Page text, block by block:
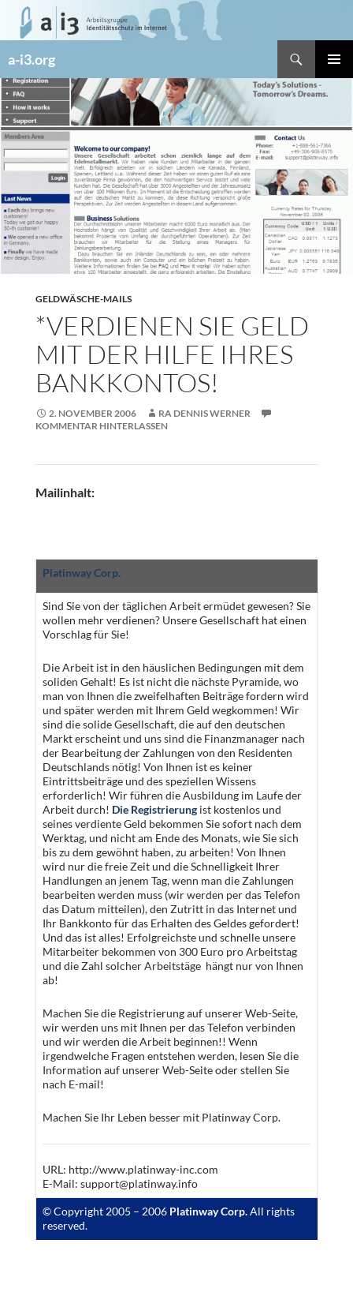
Zum
Inhalt
a-i3.org
MENÜ
GELDWÄSCHE-MAILS
*VERDIENEN SIE GELD
MIT DER HILFE IHRES
BANKKONTOS!
2. NOVEMBER 2006
RA DENNIS WERNER
KOMMENTAR HINTERLASSEN
Mailinhalt:
Platinway Corp.
Sind Sie von der täglichen Arbeit ermüdet gewesen? Sie
wollen mehr verdienen? Unsere Gesellschaft hat einen
Vorschlag für Sie!
Die Arbeit ist in den häuslichen Bedingungen mit dem
soliden Gehalt! Es ist nicht die nächste Pyramide, wo
man von Ihnen die zweifelhaften Beiträge fordern wird
und später werden mit Ihrem Geld wegkommen! Wir
sind die solide Gesellschaft, die auf den deutschen
Markt erscheint und uns sind die Finanzmanager nach
der Bearbeitung der Zahlungen von den Residenten
Deutschlands nötig! Von Ihnen ist es keiner
Eintrittsbeiträge und des speziellen Wissens
erforderlich! Wir führen die Ausbildung im Laufe der
Arbeit durch! Die Registrierungist kostenlos und
seines verdiente Geld bekommen Sie sofort nach dem
Werktag, und nicht am Ende des Monats, wie Sie sich
bis zu dem gewöhnt haben, zu arbeiten! Von Ihnen
wird nur die freie Zeit und die Schnelligkeit Ihrer
Handlungen an jenem Tag, wenn man die Zahlungen
bearbeiten werden muss (wir werden per das Telefon
das Datum mitteilen), den Zutritt in das Internet und
Ihr Bankkonto für das Erhalten des Geldes gefordert!
Und das ist alles! Erfolgreichste und schnelle unsere
Mitarbeiter bekommen von 300 Euro pro Arbeitstag
und die Zahl solcher Arbeitstäge hängt nur von Ihnen
ab!
Machen Sie die Registrierung auf unserer Web-Seite,
wir werden uns mit Ihnen per das Telefon verbinden
und wir werden die Arbeit beginnen!! Wenn
irgendwelche Fragen entstehen werden, lesen Sie die
Information auf unserer Web-Seite oder stellen Sie
nach E-mail!
Machen Sie Ihr Leben besser mit Platinway Corp.
URL: http://www.platinway-inc.com
E-Mail: support@platinway.info
© Copyright 2005 – 2006Platinway Corp.All rights
reserved.